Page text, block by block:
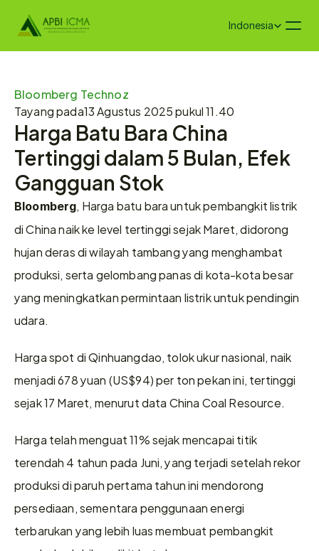
Select Language
Indonesia
Bloomberg Technoz
Tayang pada13 Agustus 2025 pukul 11.40
Harga Batu Bara China
Tertinggi dalam 5 Bulan, Efek
Gangguan Stok
Bloomberg, Harga batu bara untuk pembangkit listrik
di China naik ke level tertinggi sejak Maret, didorong
hujan deras di wilayah tambang yang menghambat
produksi, serta gelombang panas di kota-kota besar
yang meningkatkan permintaan listrik untuk pendingin
udara.
Harga spot di Qinhuangdao, tolok ukur nasional, naik
menjadi 678 yuan (US$94) per ton pekan ini, tertinggi
sejak 17 Maret, menurut data China Coal Resource.
Harga telah menguat 11% sejak mencapai titik
terendah 4 tahun pada Juni, yang terjadi setelah rekor
produksi di paruh pertama tahun ini mendorong
persediaan, sementara penggunaan energi
terbarukan yang lebih luas membuat pembangkit